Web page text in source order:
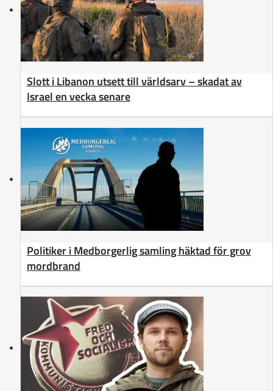
Slott i Libanon utsett till världsarv – skadat av
Israel en vecka senare
Politiker i Medborgerlig samling häktad för grov
mordbrand